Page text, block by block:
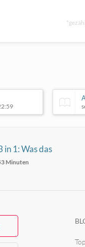
1: Was das
leistet und worauf
Minuten